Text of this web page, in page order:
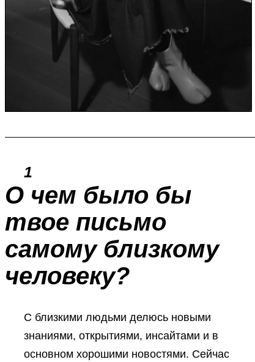
1
О чем было бы
твое письмо
самому близкому
человеку?
С близкими людьми делюсь новыми
знаниями, открытиями, инсайтами и в
основном хорошими новостями. Сейчас